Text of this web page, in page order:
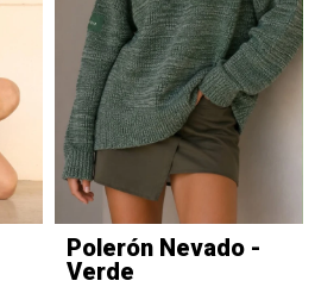
Polerón Nevado -
Verde